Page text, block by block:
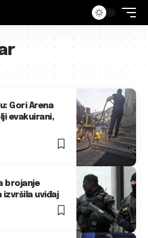
Gori Arena
evakuirani,
brojanje
izvršila uviđaj